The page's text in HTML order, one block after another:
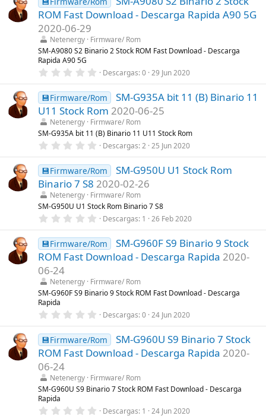
s
)
e
s
e
l
s
)
ROM Fast Download - Descarga Rapida A90 5G
2020-06-29
Netenergy Firmware/ Rom
SM-A9080 S2 Binario 2 Stock ROM Fast Download - Descarga
Rapida A90 5G
0
0
0
e
s
t
r
e
l
a
(
s
)
Descargas 0 29 Jun 2020
💾Firmware/Rom
SM-G935A bit 11 (B) Binario 11
U11 Stock Rom 2020-06-25
Netenergy Firmware/ Rom
SM-G935A bit 11 (B) Binario 11 U11 Stock Rom
0
0
0
e
s
t
r
e
l
a
(
s
)
Descargas 2 25 Jun 2020
💾Firmware/Rom
SM-G950U U1 Stock Rom
Binario 7 S8 2020-02-26
Netenergy Firmware/ Rom
SM-G950U U1 Stock Rom Binario 7 S8
0
0
0
e
s
e
l
s
)
Descargas 1 26 Feb 2020
💾Firmware/Rom
SM-G960F S9 Binario 9 Stock
ROM Fast Download - Descarga Rapida 2020-
06-24
Netenergy Firmware/ Rom
SM-G960F S9 Binario 9 Stock ROM Fast Download - Descarga
Rapida
0
0
0
e
s
e
l
Descargas 0 24 Jun 2020
💾Firmware/Rom
SM-G960U S9 Binario 7 Stock
ROM Fast Download - Descarga Rapida 2020-
06-24
Netenergy Firmware/ Rom
SM-G960U S9 Binario 7 Stock ROM Fast Download - Descarga
Rapida
0 Descargas 1 24 Jun 2020